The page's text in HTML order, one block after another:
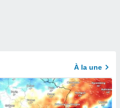
À la une